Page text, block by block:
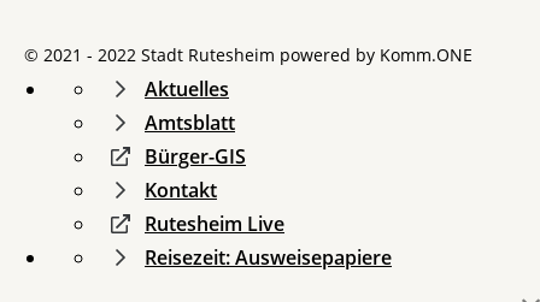
© 2021 - 2022 Stadt Rutesheim powered by Komm.ONE
Aktuelles
Amtsblatt
Bürger-GIS
Kontakt
Rutesheim Live
Reisezeit: Ausweisepapiere